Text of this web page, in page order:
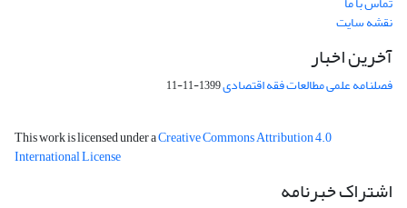
نقشه سایت
آخرین اخبار
فصلنامه علمی مطالعات فقه اقتصادی1399-11-11
This work is licensed under aCreative Commons Attribution 4.0
International License
اشتراک خبرنامه